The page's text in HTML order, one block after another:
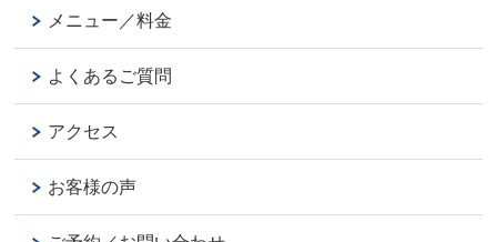
メニュー／料金
よくあるご質問
アクセス
お客様の声